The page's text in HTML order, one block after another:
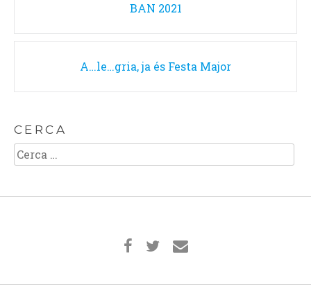
navigationBAN 2021
A…le…gria, ja és Festa Major
CERCA
Cerca: